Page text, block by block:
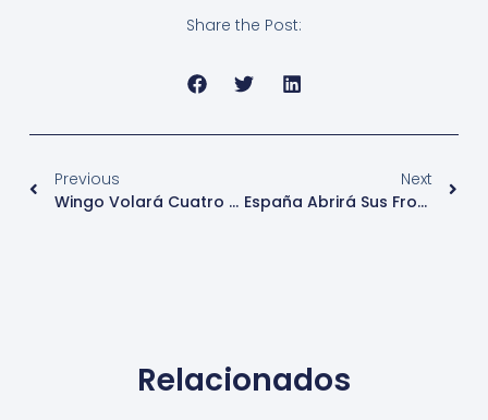
Share the Post:
Previous
Wingo Volará Cuatro Nuevas Rutas Internacionales A Partir De Junio
Next
España Abrirá Sus Fronteras A Los Vacunados De COVID De Todo El Mundo El 7 De Junio
Relacionados